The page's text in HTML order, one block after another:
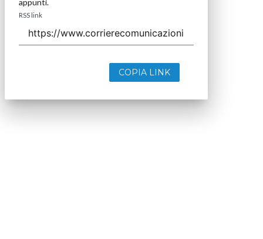
appunti.
RSS link
COPIA LINK